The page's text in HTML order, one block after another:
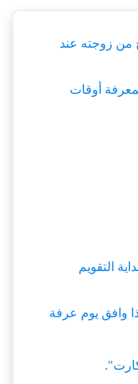
من زوجته عند
أوقات
التقويم
وافق يوم عرفة
كارت".